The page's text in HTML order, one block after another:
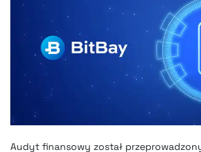
Audyt finansowy został